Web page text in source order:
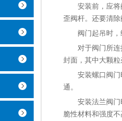
安装前，应将阀
歪阀杆。还要清
阀门起吊时，绳
对于阀门所连接
封面，其中大颗
安装螺口阀门时
通。
安装法兰阀门时
脆性材料和强度